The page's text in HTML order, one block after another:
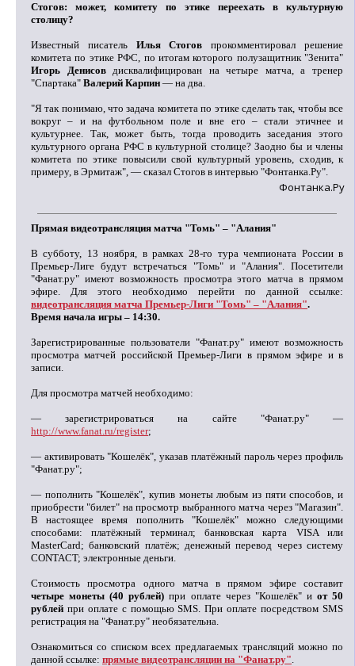
Стогов: может, комитету по этике переехать в культурную
столицу?
Известный писатель Илья Стогов прокомментировал решение
комитета по этике РФС, по итогам которого полузащитник "Зенита"
Игорь Денисовдисквалифицирован на четыре матча, а тренер
"Спартака" Валерий Карпин — на два.
"Я так понимаю, что задача комитета по этике сделать так, чтобы все
вокруг – и на футбольном поле и вне его – стали этичнее и
культурнее. Так, может быть, тогда проводить заседания этого
культурного органа РФС в культурной столице? Заодно бы и члены
комитета по этике повысили свой культурный уровень, сходив, к
примеру, в Эрмитаж", — сказал Стогов в интервью "Фонтанка.Ру".
Фонтанка.Ру
Прямая видеотрансляция матча "Томь" – "Алания"
В субботу, 13 ноября, в рамках 28-го тура чемпионата России в
Премьер-Лиге будут встречаться "Томь" и "Алания". Посетители
"Фанат.ру" имеют возможность просмотра этого матча в прямом
эфире. Для этого необходимо перейти по данной ссылке:
видеотрансляция матча Премьер-Лиги "Томь" – "Алания".
Время начала игры – 14:30.
Зарегистрированные пользователи "Фанат.ру" имеют возможность
просмотра матчей российской Премьер-Лиги в прямом эфире и в
записи.
Для просмотра матчей необходимо:
— зарегистрироваться на сайте "Фанат.ру" —
http://www.fanat.ru/register;
— активировать "Кошелёк", указав платёжный пароль через профиль
"Фанат.ру";
— пополнить "Кошелёк", купив монеты любым из пяти способов, и
приобрести "билет" на просмотр выбранного матча через "Магазин".
В настоящее время пополнить "Кошелёк" можно следующими
способами: платёжный терминал; банковская карта VISA или
MasterCard; банковский платёж; денежный перевод через систему
CONTACT; электронные деньги.
Стоимость просмотра одного матча в прямом эфире составит
четыре монеты (40 рублей) при оплате через "Кошелёк" и от 50
рублей при оплате с помощью SMS. При оплате посредством SMS
регистрация на "Фанат.ру" необязательна.
Ознакомиться со списком всех предлагаемых трансляций можно по
данной ссылке: прямые видеотрансляции на "Фанат.ру".